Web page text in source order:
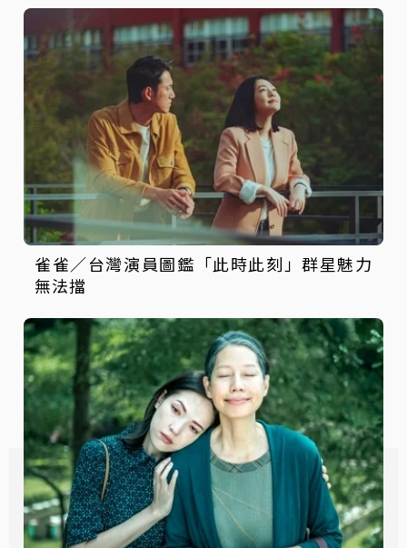
雀雀／台灣演員圖鑑「此時此刻」群星魅力
無法擋